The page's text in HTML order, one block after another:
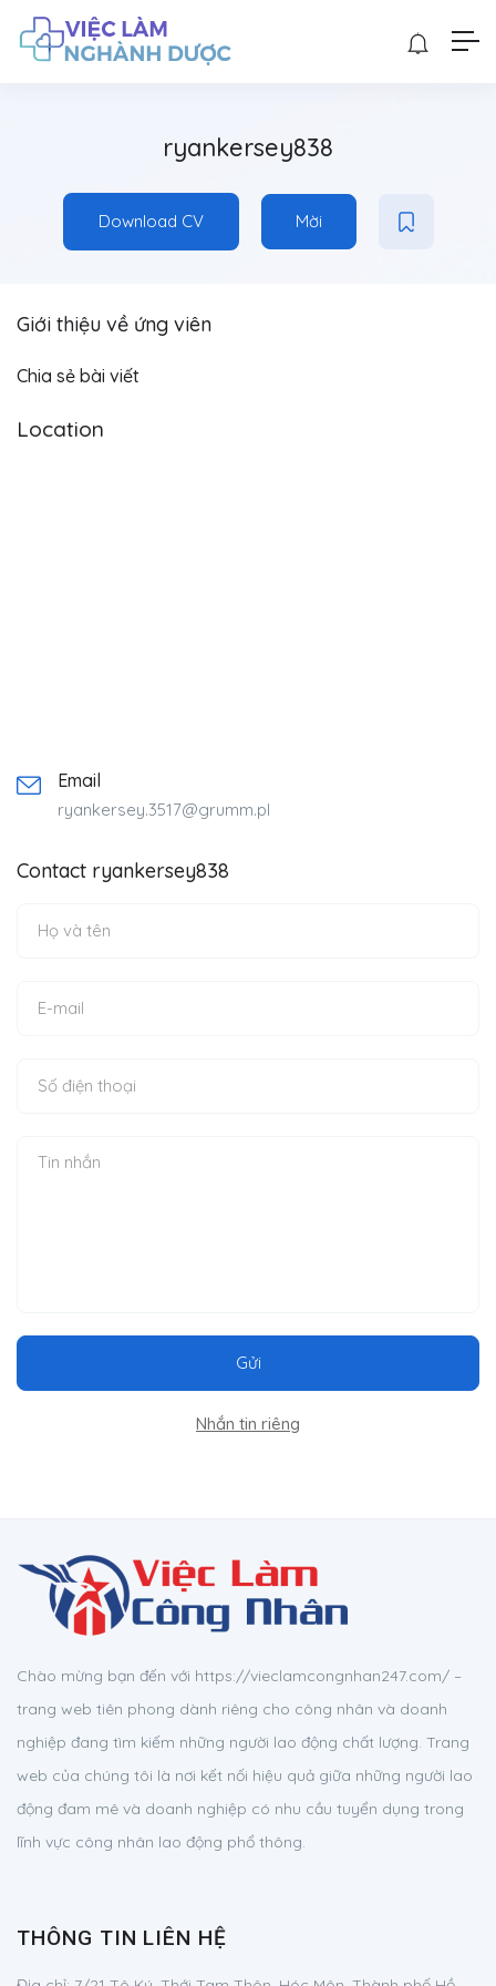
ryankersey838
Download CV Mời
Giới thiệu về ứng viên
Chia sẻ bài viết
Location
Email
ryankersey.3517@grumm.pl
Contact ryankersey838
Gửi
Nhắn tin riêng
Chào mừng bạn đến với https://vieclamcongnhan247.com/ –
trang web tiên phong dành riêng cho công nhân và doanh
nghiệp đang tìm kiếm những người lao động chất lượng. Trang
web của chúng tôi là nơi kết nối hiệu quả giữa những người lao
động đam mê và doanh nghiệp có nhu cầu tuyển dụng trong
lĩnh vực công nhân lao động phổ thông.
THÔNG TIN LIÊN HỆ